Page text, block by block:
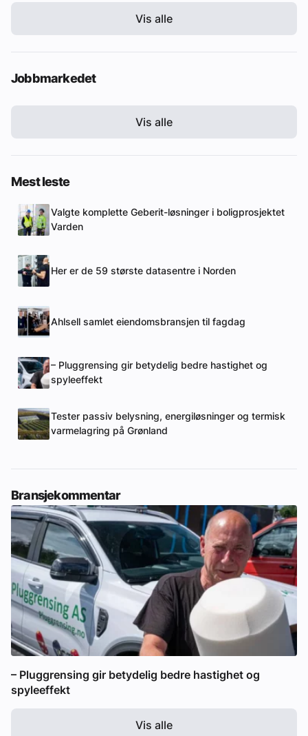
Vis alle
Jobbmarkedet
Vis alle
Mest leste
Valgte komplette Geberit-løsninger i boligprosjektet
Varden
Her er de 59 største datasentre i Norden
Ahlsell samlet eiendomsbransjen til fagdag
– Pluggrensing gir betydelig bedre hastighet og
spyleeffekt
Tester passiv belysning, energiløsninger og termisk
varmelagring på Grønland
Bransjekommentar
– Pluggrensing gir betydelig bedre hastighet og
spyleeffekt
Vis alle